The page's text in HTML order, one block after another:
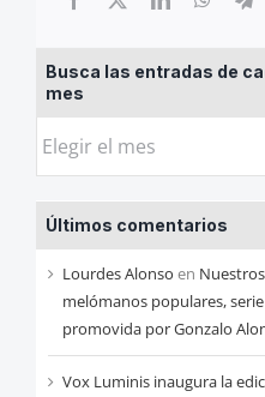
Busca las entradas de
mes
Busca
entradas
de
cada
mes
Últimos comentarios
Lourdes Alonso en Nuestros
melómanos populares, serie
promovida por Gonzalo
Vox Luminis inaugura la